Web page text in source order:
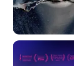
Así
Ardemos